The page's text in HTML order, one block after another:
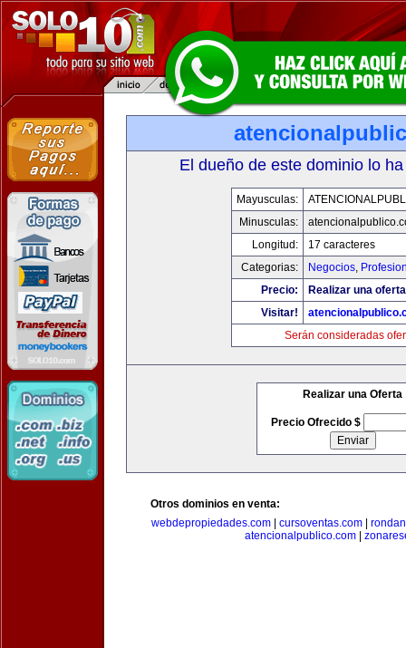
El dueño de este dominio lo
Mayusculas:
Minusculas:
Longitud:
17 caracteres
Categorias:
Negocios,
Precio:
Realizar una
Visitar!
Serán consideradas
Realizar una Oferta
Precio Ofrecido $
Otros dominios en venta:
webdepropiedades.com| cursoventas.com|
atencionalpublico.com